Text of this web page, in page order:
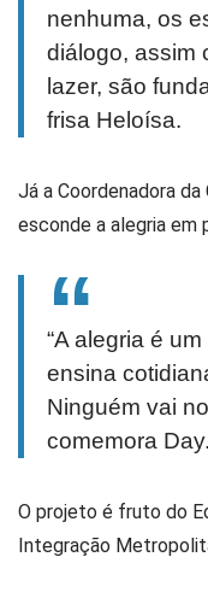
nenhuma, os
diálogo, assim
lazer, são
frisa Heloísa.
Já a Coordenadora da
esconde a alegria em
“A alegria é
ensina
Ninguém vai
comemora Day.
O projeto é fruto do
Integração